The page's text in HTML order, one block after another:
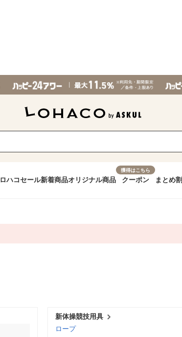
ロハコセール新着商品オリジナル商品
獲得はこちら
クーポン まとめ割
新体操競技用具
ロープ